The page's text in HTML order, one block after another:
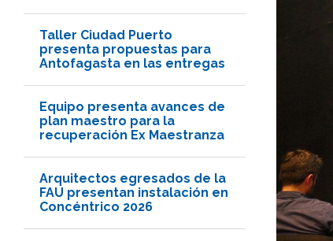
Taller Ciudad Puerto
presenta propuestas para
Antofagasta en las entregas
Equipo presenta avances de
plan maestro para la
recuperación Ex Maestranza
Arquitectos egresados de la
FAU presentan instalación en
Concéntrico 2026